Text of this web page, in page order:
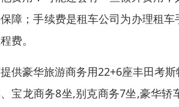
障；手续费是租车公司为办理租
费。
供豪华旅游商务用22+6座丰田考
宝龙商务8坐,别克商务7坐,豪华轿